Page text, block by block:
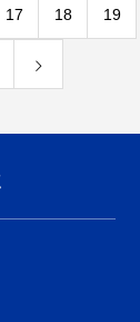
17 18 19